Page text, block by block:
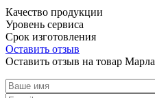
Качество продукции
Уровень сервиса
Срок изготовления
Оставить отзыв
Оставить отзыв на товар Марла